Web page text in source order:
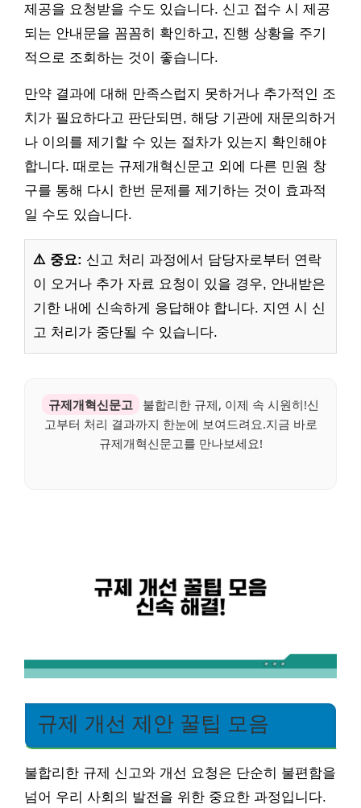
제공을 요청받을 수도 있습니다. 신고 접수 시 제공
되는 안내문을 꼼꼼히 확인하고, 진행 상황을 주기
적으로 조회하는 것이 좋습니다.
만약 결과에 대해 만족스럽지 못하거나 추가적인 조
치가 필요하다고 판단되면, 해당 기관에 재문의하거
나 이의를 제기할 수 있는 절차가 있는지 확인해야
합니다. 때로는 규제개혁신문고 외에 다른 민원 창
구를 통해 다시 한번 문제를 제기하는 것이 효과적
일 수도 있습니다.
⚠️ 중요: 신고 처리 과정에서 담당자로부터 연락
이 오거나 추가 자료 요청이 있을 경우, 안내받은
기한 내에 신속하게 응답해야 합니다. 지연 시 신
고 처리가 중단될 수 있습니다.
규제개혁신문고
불합리한 규제, 이제 속 시원히!신
고부터 처리 결과까지 한눈에 보여드려요.지금 바로
규제개혁신문고를 만나보세요!
규제 개선 제안 꿀팁 모음
불합리한 규제 신고와 개선 요청은 단순히 불편함을
넘어 우리 사회의 발전을 위한 중요한 과정입니다.